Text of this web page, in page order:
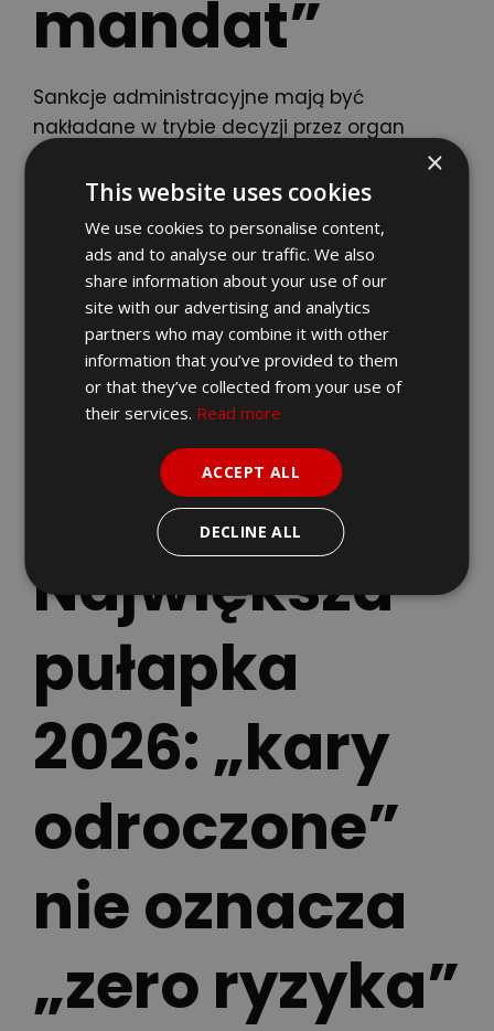
mandat”
Sankcje administracyjne mają być
nakładane w trybie decyzji przez organ
podatkowy. To ważne, bo w praktyce
oznacza:
liczy się dowód dochowania należytej
staranności (procedury, logi, monitoring,
decyzje „kto i kiedy”),
w sporze znaczenie ma dokumentacja
zdarzeń (awaria, niedostępność, tryb
offline, terminy dosłania).
Dla firm to sygnał: jeśli dziś nie ma
opisanych ról i kontroli, w 2027 r. może być
trudno wykazać, że problem był incydentem,
a nie stałą praktyką.
Największa
pułapka
2026: „kary
odroczone”
nie oznacza
„zero ryzyka”
×
This website uses cookies
We use cookies to personalise content,
ads and to analyse our traffic. We also
share information about your use of our
site with our advertising and analytics
partners who may combine it with other
information that you’ve provided to them
or that they’ve collected from your use of
their services. Read more
ACCEPT ALL
DECLINE ALL